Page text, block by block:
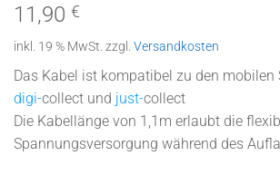
11,90 €
inkl. 19 % MwSt. zzgl. Versandkosten
Das Kabel ist kompatibel zu den mobilen
digi-collect und just-collect
Die Kabellänge von 1,1m erlaubt die
Spannungsversorgung während des